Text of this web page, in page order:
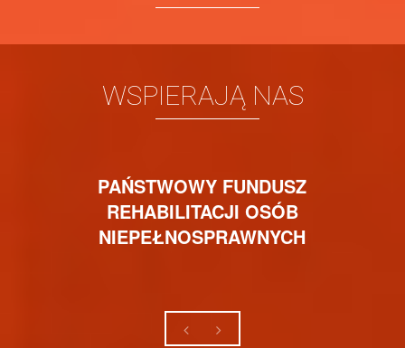
WSPIERAJĄ NAS
PAŃSTWOWY FUNDUSZ
REHABILITACJI OSÓB
NIEPEŁNOSPRAWNYCH